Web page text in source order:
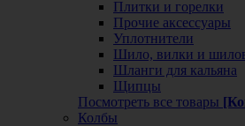
Плитки и горелки
Прочие аксессуары
Уплотнители
Шило, вилки и
Шланги для кальяна
Щипцы
Посмотреть все товары
Колбы